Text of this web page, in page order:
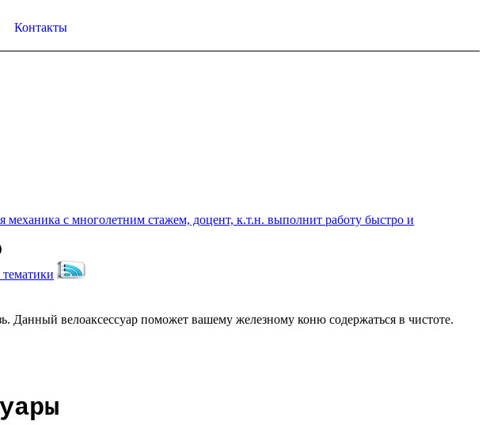
Контакты
с многолетним стажем, доцент, к.т.н. выполнит работу быстро и
тематики
велоаксессуар поможет вашему железному коню содержаться в чистоте.